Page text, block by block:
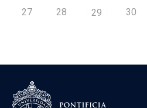
27 28 29 30